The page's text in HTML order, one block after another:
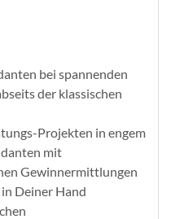
bei spannenden
der klassischen
Projekten in engem
mit
Gewinnermittlungen
Deiner Hand